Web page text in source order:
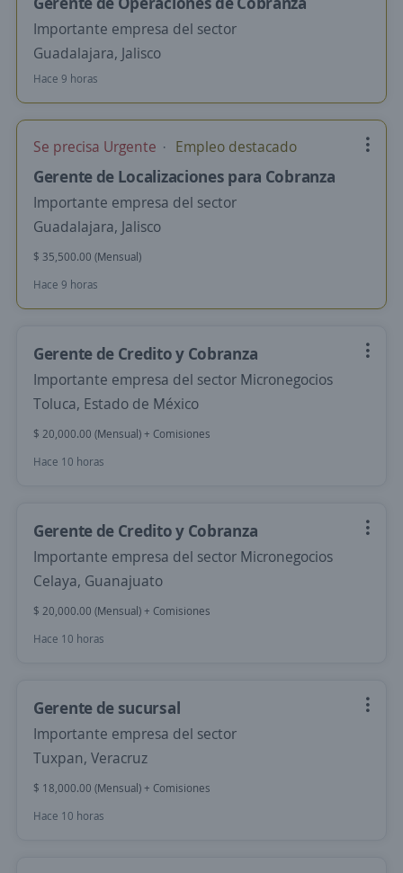
Importante empresa del sector
Guadalajara, Jalisco
Hace 9 horas
Se precisa Urgente Empleo destacado
Gerente de Localizaciones para Cobranza
Importante empresa del sector
Guadalajara, Jalisco
$ 35,500.00 (Mensual)
Hace 9 horas
Gerente de Credito y Cobranza
Importante empresa del sector Micronegocios
Toluca, Estado de México
$ 20,000.00 (Mensual) + Comisiones
Hace 10 horas
Gerente de Credito y Cobranza
Importante empresa del sector Micronegocios
Celaya, Guanajuato
$ 20,000.00 (Mensual) + Comisiones
Hace 10 horas
Gerente de sucursal
Importante empresa del sector
Tuxpan, Veracruz
$ 18,000.00 (Mensual) + Comisiones
Hace 10 horas